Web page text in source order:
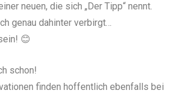
neuen, die sich „Der Tipp“ nennt.
genau dahinter verbirgt…
😊
schon!
finden hoffentlich ebenfalls bei